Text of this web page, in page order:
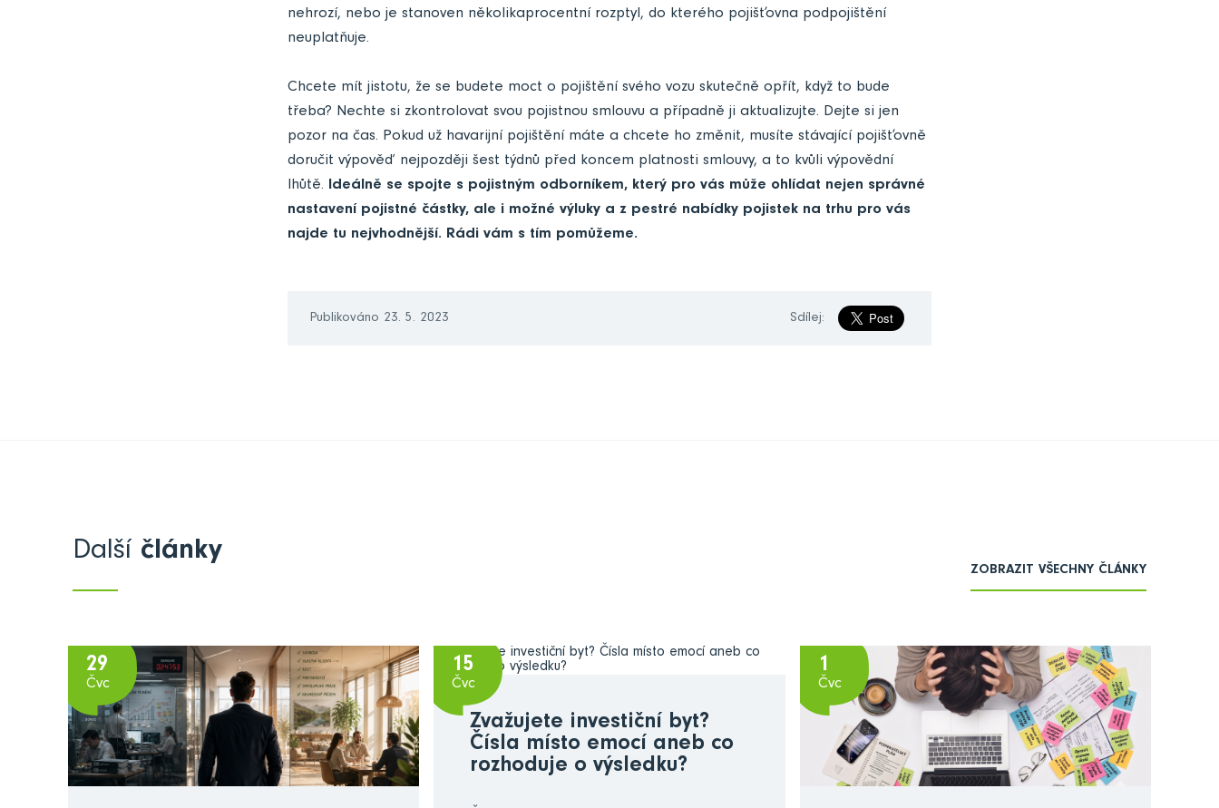
nehrozí, nebo je stanoven několikaprocentní rozptyl, do kterého pojišťovna podpojištění
neuplatňuje.
Chcete mít jistotu, že se budete moct o pojištění svého vozu skutečně opřít, když to bude
třeba? Nechte si zkontrolovat svou pojistnou smlouvu a případně ji aktualizujte. Dejte si jen
pozor na čas. Pokud už havarijní pojištění máte a chcete ho změnit, musíte stávající pojišťovně
doručit výpověď nejpozději šest týdnů před koncem platnosti smlouvy, a to kvůli výpovědní
lhůtě. Ideálně se spojte s pojistným odborníkem, který pro vás může ohlídat nejen správné
nastavení pojistné částky, ale i možné výluky a z pestré nabídky pojistek na trhu pro vás
najde tu nejvhodnější. Rádi vám s tím pomůžeme.
Publikováno 23. 5. 2023 Sdílej:
Další články
ZOBRAZIT VŠECHNY ČLÁNKY
29
Čvc
15
Čvc
Zvažujete investiční byt?
Čísla místo emocí aneb co
rozhoduje o výsledku?
1
Čvc